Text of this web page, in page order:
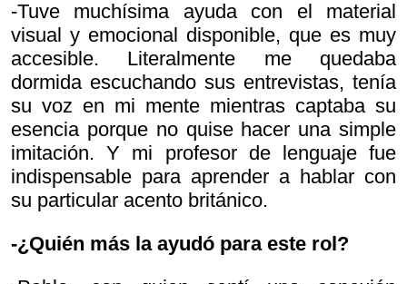
-Tuve muchísima ayuda con el material
visual y emocional disponible, que es muy
accesible. Literalmente me quedaba
dormida escuchando sus entrevistas, tenía
su voz en mi mente mientras captaba su
esencia porque no quise hacer una simple
imitación. Y mi profesor de lenguaje fue
indispensable para aprender a hablar con
su particular acento británico.
-¿Quién más la ayudó para este rol?